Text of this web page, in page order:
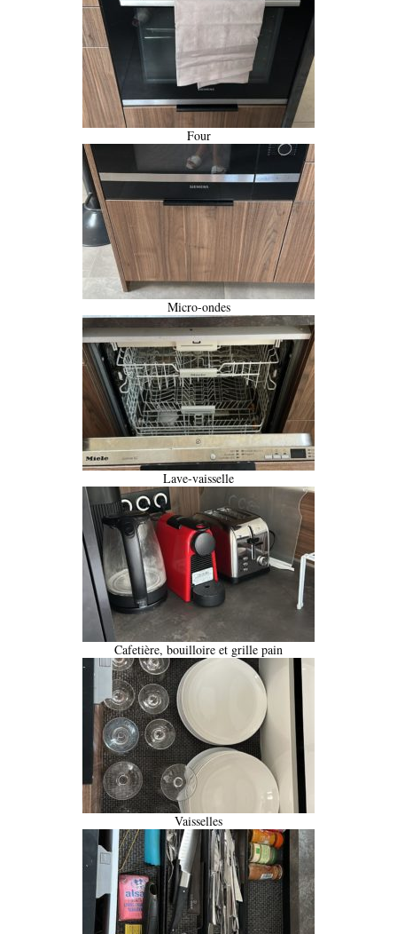
Four
Micro-ondes
Lave-vaisselle
Cafetière, bouilloire et grille pain
Vaisselles